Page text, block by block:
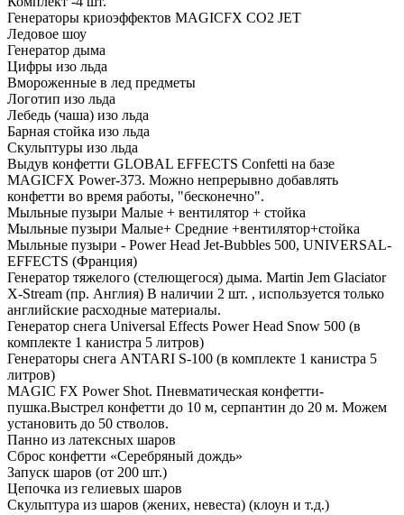
Генераторы криоэффектов MAGICFX CO2 JET
Ледовое шоу
Генератор дыма
Цифры изо льда
Вмороженные в лед предметы
Логотип изо льда
Лебедь (чаша) изо льда
Барная стойка изо льда
Скульптуры изо льда
Выдув конфетти GLOBAL EFFECTS Confetti на базе
MAGICFX Power-373. Можно непрерывно добавлять
конфетти во время работы, "бесконечно".
Мыльные пузыри Малые + вентилятор + стойка
Мыльные пузыри Малые+ Средние +вентилятор+стойка
Мыльные пузыри - Power Head Jet-Bubbles 500, UNIVERSAL-
EFFECTS (Франция)
Генератор тяжелого (стелющегося) дыма. Martin Jem Glaciator
X-Stream (пр. Англия) В наличии 2 шт. , используется только
английские расходные материалы.
Генератор снега Universal Effects Power Head Snow 500 (в
комплекте 1 канистра 5 литров)
Генераторы снега ANTARI S-100 (в комплекте 1 канистра 5
литров)
MAGIC FX Power Shot. Пневматическая конфетти-
пушка.Выстрел конфетти до 10 м, серпантин до 20 м. Можем
установить до 50 стволов.
Панно из латексных шаров
Сброс конфетти «Серебряный дождь»
Запуск шаров (от 200 шт.)
Цепочка из гелиевых шаров
Скульптура из шаров (жених, невеста) (клоун и т.д.)